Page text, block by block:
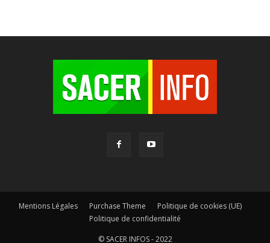
Mentions Légales Purchase Theme
Politique de cookies (UE)
Politique de confidentialité
© SACER INFOS - 2022